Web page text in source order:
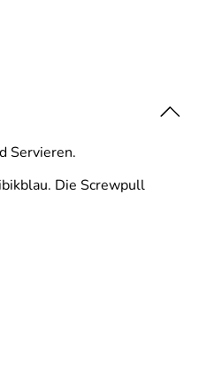
Servieren.
Die Screwpull